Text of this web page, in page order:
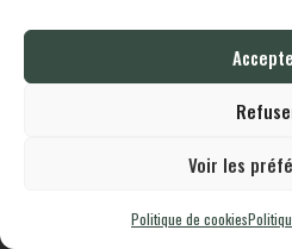
Voir les
Politique de cookies
English